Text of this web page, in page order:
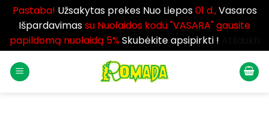
Pastaba! Užsakytas prekes Nuo Liepos01 d.,Vasaros
Išpardavimassu Nuolaidos kodu "VASARA" gausite
papildomą nuolaidą 5%Skubėkite apsipirkti !